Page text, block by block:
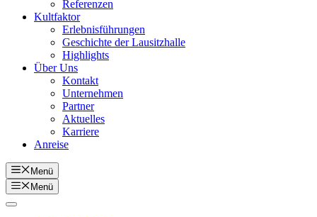
Referenzen
Kultfaktor
Erlebnisführungen
Geschichte der Lausitzhalle
Highlights
Über Uns
Kontakt
Unternehmen
Partner
Aktuelles
Karriere
Anreise
Menü
Menü